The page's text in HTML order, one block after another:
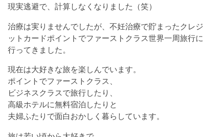
現実逃避で、計算しなくなりました（笑）
治療は実りませんでしたが、不妊治療で貯まった クレジ
ットカードポイントでファーストクラス世界一周旅行に
行ってきました。
現在は大好きな旅を楽しんでいます。
ポイントでファーストクラス、
ビジネスクラスで旅行したり、
高級ホテルに無料宿泊したりと
夫婦ふたりで面白おかしく暮らしています。